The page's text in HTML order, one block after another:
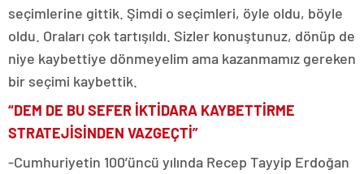
seçimlerine gittik. Şimdi o seçimleri, öyle oldu, böyle
oldu. Oraları çok tartışıldı. Sizler konuştunuz, dönüp de
niye kaybettiye dönmeyelim ama kazanmamız gereken
bir seçimi kaybettik.
“DEM DE BU SEFER İKTİDARA KAYBETTİRME
STRATEJİSİNDEN VAZGEÇTİ”
-Cumhuriyetin 100’üncü yılında Recep Tayyip Erdoğan